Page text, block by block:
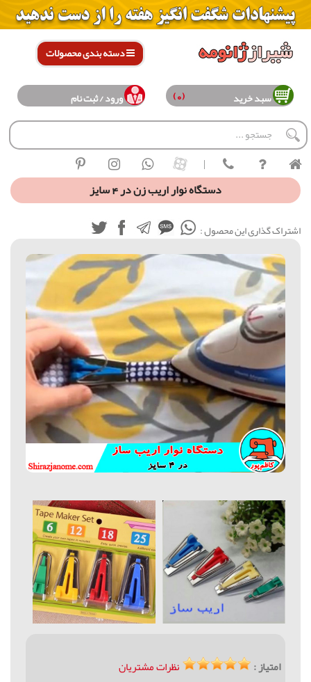
دسته بندی محصولات
سبد خرید (0) ورود / ثبت نام
|
دستگاه نوار اریب زن در 4 سایز
اشتراک گذاری این محصول :
امتیاز :
نظرات مشتریان